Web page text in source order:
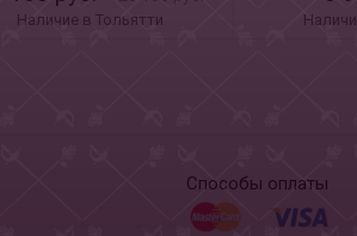
Наличие в Тольятти
Способы оплаты